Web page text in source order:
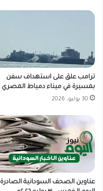
ترامب علق على استهداف سفن
بمسيرة في ميناء دمياط المصري
30 يوليو، 2026
عناوين الصحف السودانية الصادرة